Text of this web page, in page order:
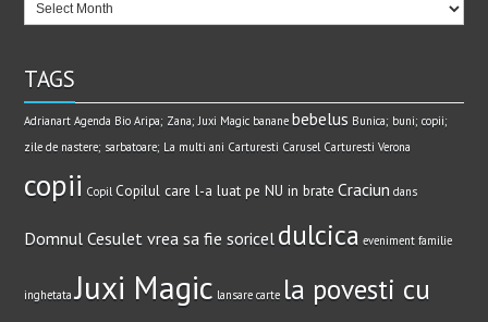
TAGS
Adrianart Agenda Bio Aripa; Zana; Juxi Magic banane bebelus Bunica; buni; copii;
zile de nastere; sarbatoare; La multi ani Carturesti Carusel Carturesti Verona
copii Copil Copilul care l-a luat pe NU in brate Craciun dans
Domnul Cesulet vrea sa fie soricel dulcica eveniment familie
inghetata Juxi Magic lansare carte la povesti cu